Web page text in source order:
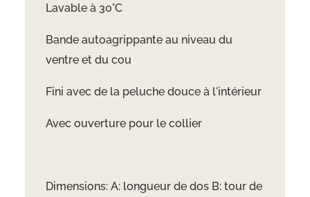
Lavable à 30°C
Bande autoagrippante au niveau du
ventre et du cou
Fini avec de la peluche douce à l'intérieur
Avec ouverture pour le collier
Dimensions: A: longueur de dos B: tour de